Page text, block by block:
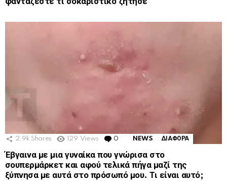
2.9k Shares 129 Views 0 Comments
NEWS ΔΙΑΦΟΡΑ
Έβγαινα με μια γυναίκα που γνώρισα στο
σουπερμάρκετ και αφού τελικά πήγα μαζί της
ξύπνησα με αυτά στο πρόσωπό μου. Τι είναι αυτό;